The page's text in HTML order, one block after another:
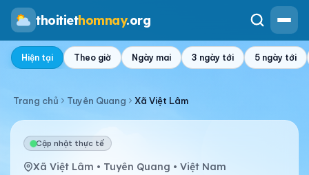
thoitiethomnay.org
Hiện tại Theo giờ Ngày mai 3 ngày tới 5 ngày tới
Trang chủ Tuyên Quang Xã Việt Lâm
Cập nhật thực tế
Xã Việt Lâm • Tuyên Quang • Việt Nam